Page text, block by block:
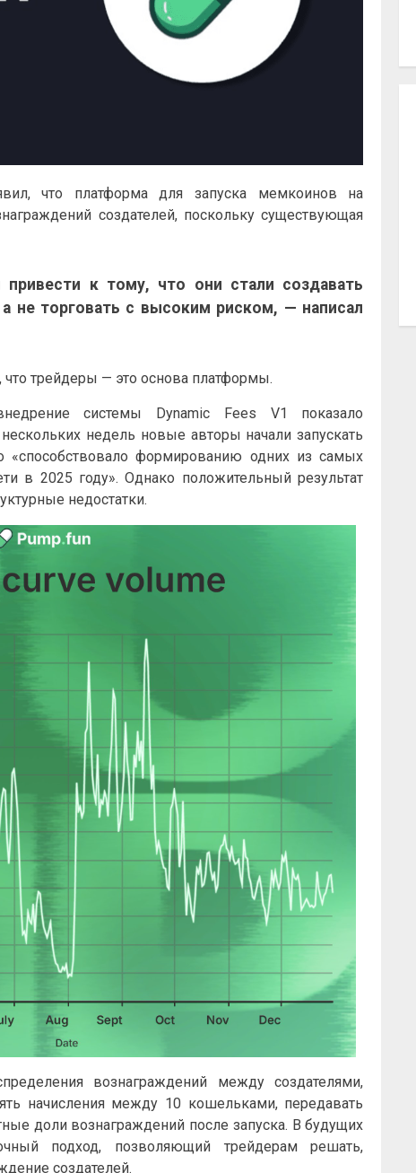
что платформа для запуска мемкоинов на
создателей, поскольку существующая
к тому, что они стали создавать
не торговать с высоким риском, — написал
что трейдеры — это основа платформы.
системы Dynamic Fees V1 показало
недель новые авторы начали запускать
«способствовало формированию одних из самых
в 2025 году». Однако положительный результат
недостатки.
вознаграждений между создателями,
начисления между 10 кошельками, передавать
доли вознаграждений после запуска. В будущих
подход, позволяющий трейдерам решать,
создателей.